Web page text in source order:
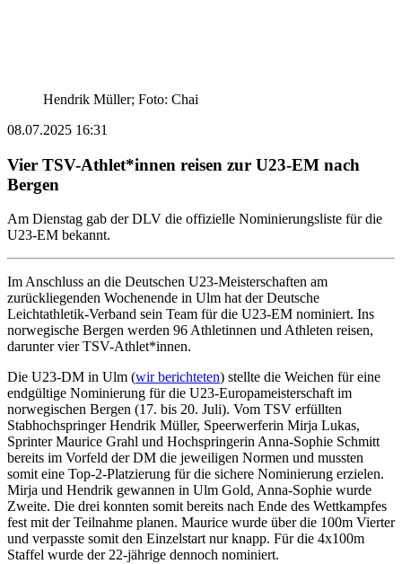
Hendrik Müller; Foto: Chai
08.07.2025 16:31
Vier TSV-Athlet*innen reisen zur U23-EM nach
Bergen
Am Dienstag gab der DLV die offizielle Nominierungsliste für die
U23-EM bekannt.
Im Anschluss an die Deutschen U23-Meisterschaften am
zurückliegenden Wochenende in Ulm hat der Deutsche
Leichtathletik-Verband sein Team für die U23-EM nominiert. Ins
norwegische Bergen werden 96 Athletinnen und Athleten reisen,
darunter vier TSV-Athlet*innen.
Die U23-DM in Ulm (wir berichteten) stellte die Weichen für eine
endgültige Nominierung für die U23-Europameisterschaft im
norwegischen Bergen (17. bis 20. Juli). Vom TSV erfüllten
Stabhochspringer Hendrik Müller, Speerwerferin Mirja Lukas,
Sprinter Maurice Grahl und Hochspringerin Anna-Sophie Schmitt
bereits im Vorfeld der DM die jeweiligen Normen und mussten
somit eine Top-2-Platzierung für die sichere Nominierung erzielen.
Mirja und Hendrik gewannen in Ulm Gold, Anna-Sophie wurde
Zweite. Die drei konnten somit bereits nach Ende des Wettkampfes
fest mit der Teilnahme planen. Maurice wurde über die 100m Vierter
und verpasste somit den Einzelstart nur knapp. Für die 4x100m
Staffel wurde der 22-jährige dennoch nominiert.